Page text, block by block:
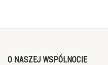
O NASZEJ WSPÓLNOCIE